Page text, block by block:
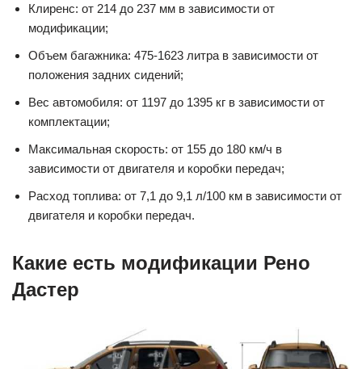
Клиренс: от 214 до 237 мм в зависимости от
модификации;
Объем багажника: 475-1623 литра в зависимости от
положения задних сидений;
Вес автомобиля: от 1197 до 1395 кг в зависимости от
комплектации;
Максимальная скорость: от 155 до 180 км/ч в
зависимости от двигателя и коробки передач;
Расход топлива: от 7,1 до 9,1 л/100 км в зависимости от
двигателя и коробки передач.
Какие есть модификации Рено
Дастер